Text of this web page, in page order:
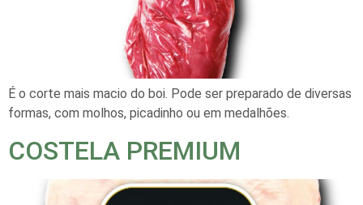
É o corte mais macio do boi. Pode ser preparado de diversas
formas, com molhos, picadinho ou em medalhões.
COSTELA PREMIUM